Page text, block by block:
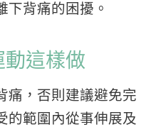
下背痛的困擾。
這樣做
痛，否則建議避免完
的範圍內從事伸展及